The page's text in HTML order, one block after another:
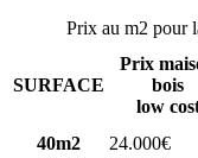
Prix au m2 pour
SURFACE
Prix
bois
low
40m2
24.000€